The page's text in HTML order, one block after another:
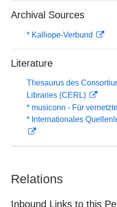
Archival Sources
* Kalliope-Verbund
Literature
Thesaurus des
Libraries (CERL)
* musiconn - Für
* Internationales
Relations
Inbound Links to this